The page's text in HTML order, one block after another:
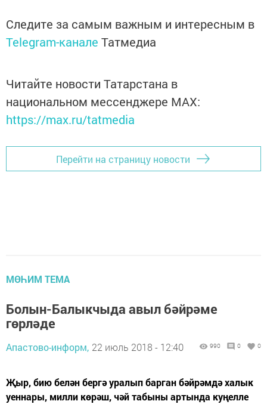
Следите за самым важным и интересным в
Telegram-канале Татмедиа
Читайте новости Татарстана в
национальном мессенджере MАХ:
https://max.ru/tatmedia
Перейти на страницу новости
МӨҺИМ ТЕМА
Болын-Балыкчыда авыл бәйрәме
гөрләде
Апастово-информ, 22 июль 2018 - 12:40 990 0 0
Җыр, бию белән бергә уралып барган бәйрәмдә халык
уеннары, милли көрәш, чәй табыны артында куңелле